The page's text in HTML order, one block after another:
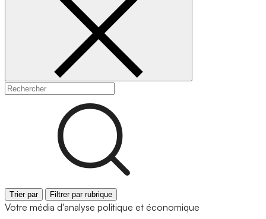
Trier par Filtrer par rubrique
Votre média d'analyse politique et économique